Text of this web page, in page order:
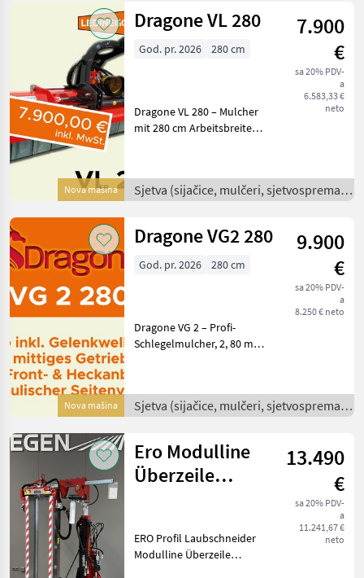
Nova mašina
Dragone VL 280
7.900
€
sa 20% PDV-
a
6.583,33 €
neto
God. pr. 2026 280 cm
Dragone VL 280 – Mulcher
mit 280 cm Arbeitsbreite
Frühbezugsaktion!
Beschreibung: Der Dragone
Sjetva (sijačice, mulčeri, sjetvospremači
i dr) /
Nova mašina
Dragone VG2 280
9.900
€
sa 20% PDV-
a
8.250 € neto
God. pr. 2026 280 cm
Dragone VG 2 – Profi-
Schlegelmulcher, 2, 80 m
Frühbezugsaktion!!!!
Beschreibung: Der Dragone
Sjetva (sijačice, mulčeri, sjetvospremači
i dr) /
Ero Modulline
Überzeile
13.490
€
sa 20% PDV-
a
11.241,67 €
neto
ERO Profil Laubschneider
Modulline Überzeile